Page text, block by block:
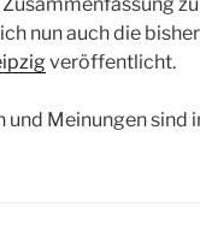
nun auch die
veröffentlicht.
und Meinungen sind